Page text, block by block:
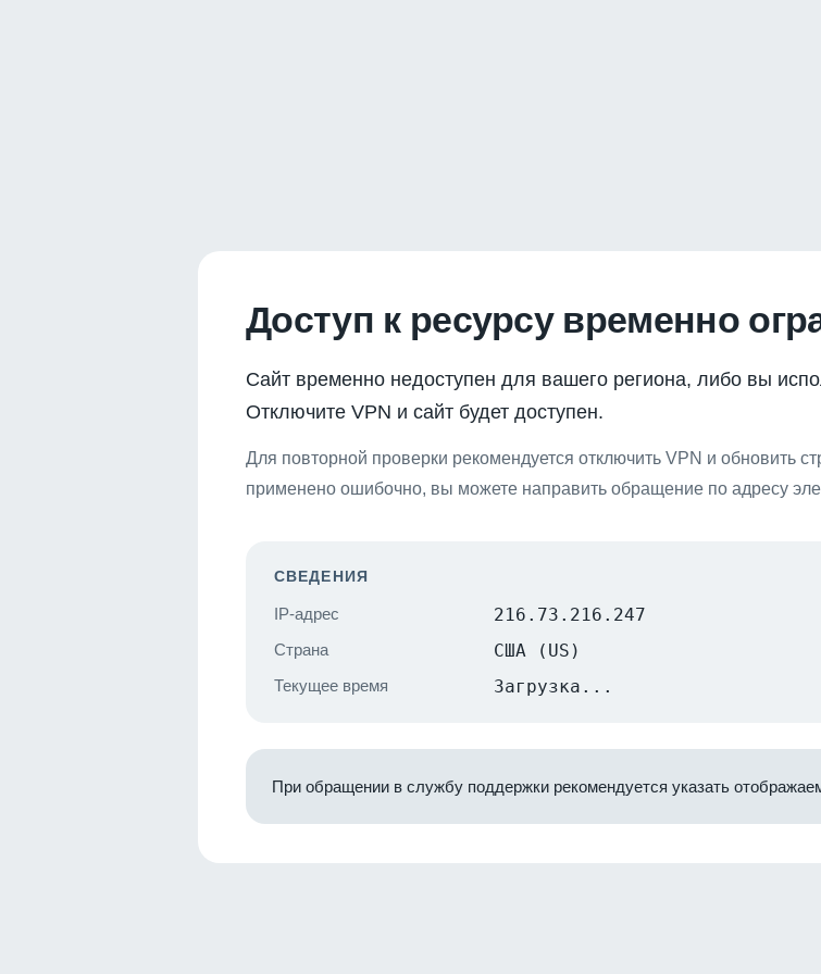
Доступ к ресурсу временно
Сайт временно недоступен для вашего региона, либо вы
Отключите VPN и сайт будет доступен.
Для повторной проверки рекомендуется отключить VPN и обновить
применено ошибочно, вы можете направить обращение по адресу
СВЕДЕНИЯ
IP-адрес 216.73.216.247
Страна США (US)
Текущее время Загрузка...
При обращении в службу поддержки рекомендуется указать